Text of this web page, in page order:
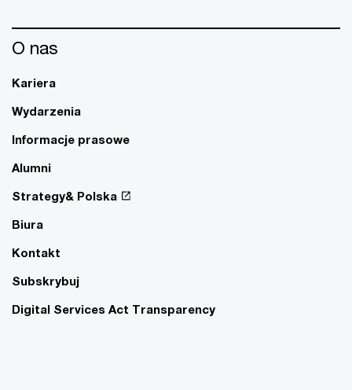
O nas
Kariera
Wydarzenia
Informacje prasowe
Alumni
Strategy& Polska
Biura
Kontakt
Subskrybuj
Digital Services Act Transparency